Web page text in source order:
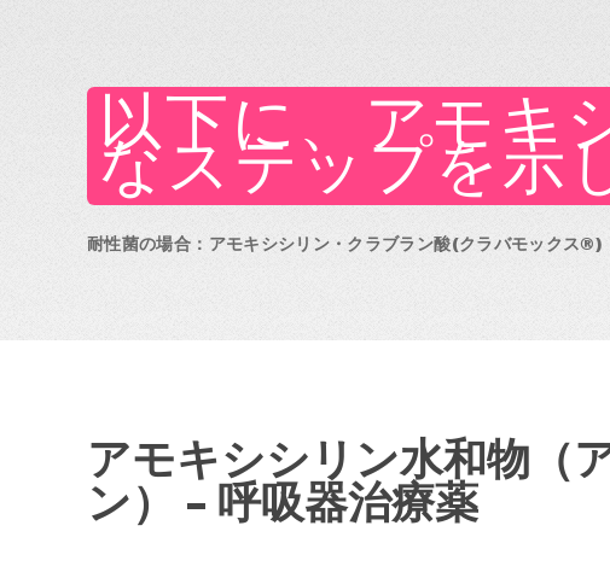
以下に、アモキ
なステップを示
耐性菌の場合：アモキシシリン・クラブラン酸(クラバモックス®)
アモキシシリン水和物（
ン） – 呼吸器治療薬